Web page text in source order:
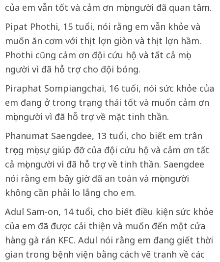
của em vẫn tốt và cảm ơn mọi người đã quan tâm.
Pipat Phothi, 15 tuổi, nói rằng em vẫn khỏe và
muốn ăn cơm với thịt lợn giòn và thịt lợn hầm.
Phothi cũng cảm ơn đội cứu hộ và tất cả mọi
người vì đã hỗ trợ cho đội bóng.
Piraphat Sompiangchai, 16 tuổi, nói sức khỏe của
em đang ở trong trạng thái tốt và muốn cảm ơn
mọi người vì đã hỗ trợ về mặt tinh thần.
Phanumat Saengdee, 13 tuổi, cho biết em trân
trọng mọi sự giúp đỡ của đội cứu hộ và cảm ơn tất
cả mọi người vì đã hỗ trợ về tinh thần. Saengdee
nói rằng em bây giờ đã an toàn và mọi người
không cần phải lo lắng cho em.
Adul Sam-on, 14 tuổi, cho biết điều kiện sức khỏe
của em đã được cải thiện và muốn đến một cửa
hàng gà rán KFC. Adul nói rằng em đang giết thời
gian trong bệnh viện bằng cách vẽ tranh về các